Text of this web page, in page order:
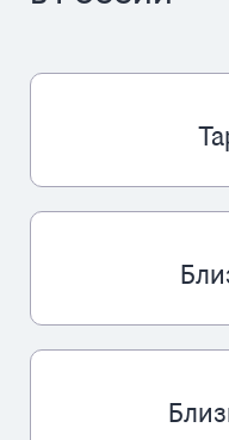
Архивные